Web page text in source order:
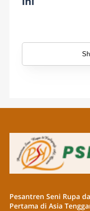
Pesantren Seni Rupa
Pertama di Asia